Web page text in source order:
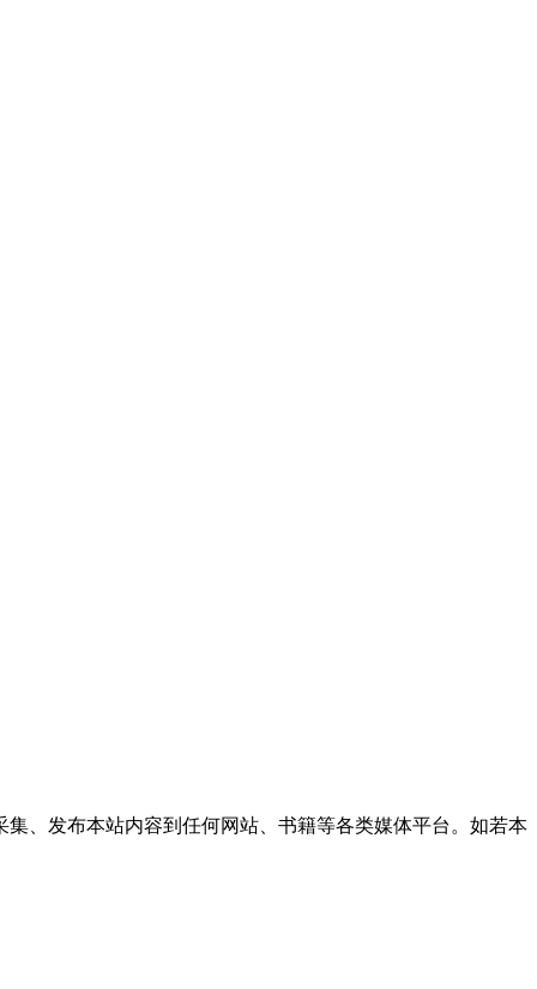
、发布本站内容到任何网站、书籍等各类媒体平台。如若本